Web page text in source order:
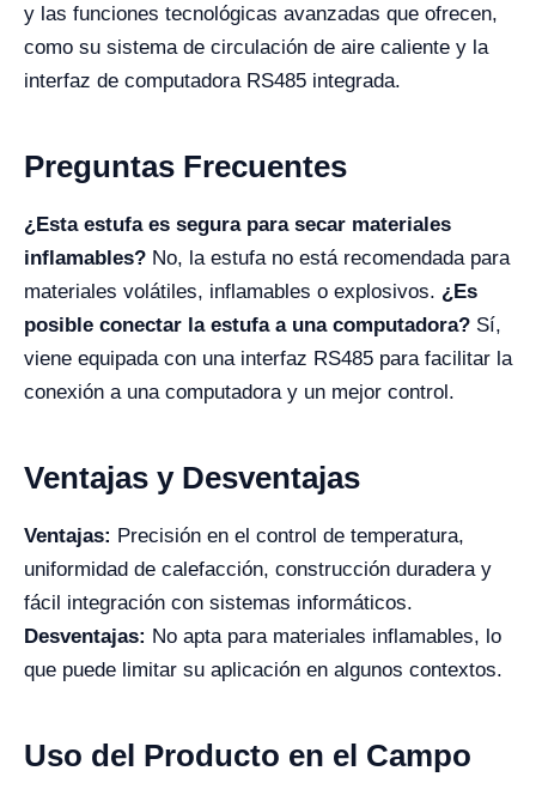
y las funciones tecnológicas avanzadas que ofrecen,
como su sistema de circulación de aire caliente y la
interfaz de computadora RS485 integrada.
Preguntas Frecuentes
¿Esta estufa es segura para secar materiales
inflamables? No, la estufa no está recomendada para
materiales volátiles, inflamables o explosivos. ¿Es
posible conectar la estufa a una computadora? Sí,
viene equipada con una interfaz RS485 para facilitar la
conexión a una computadora y un mejor control.
Ventajas y Desventajas
Ventajas: Precisión en el control de temperatura,
uniformidad de calefacción, construcción duradera y
fácil integración con sistemas informáticos.
Desventajas: No apta para materiales inflamables, lo
que puede limitar su aplicación en algunos contextos.
Uso del Producto en el Campo